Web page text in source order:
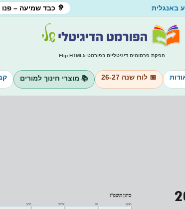
באנגלית 🦻 כבד שמיעה –
הפקת פרסומים דיגיטליים בפורמט Flip HTML5
📅 לוח שנה 26-27 📚 מוצרי חינוך למורים